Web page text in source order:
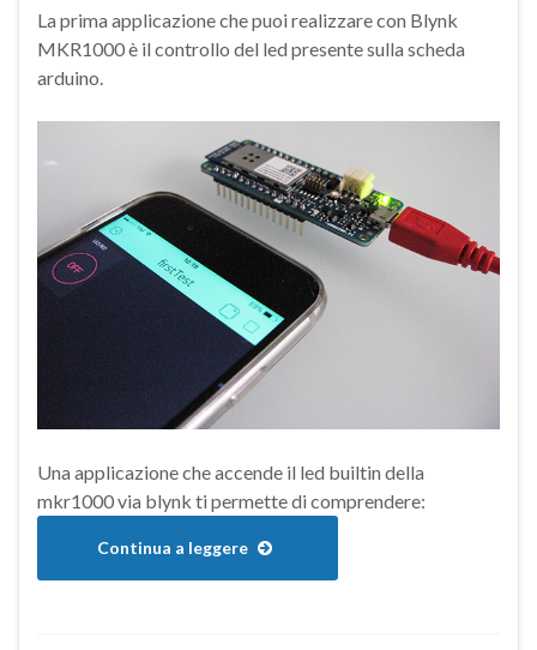
La prima applicazione che puoi realizzare con Blynk
MKR1000 è il controllo del led presente sulla scheda
arduino.
Una applicazione che accende il led builtin della
mkr1000 via blynk ti permette di comprendere:
Continua a leggere